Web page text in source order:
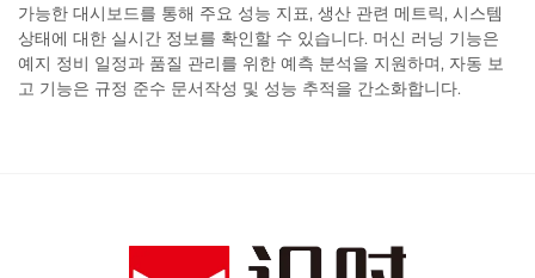
가능한 대시보드를 통해 주요 성능 지표, 생산 관련 메트릭, 시스템
상태에 대한 실시간 정보를 확인할 수 있습니다. 머신 러닝 기능은
예지 정비 일정과 품질 관리를 위한 예측 분석을 지원하며, 자동 보
고 기능은 규정 준수 문서작성 및 성능 추적을 간소화합니다.